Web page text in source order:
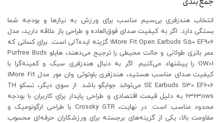
انتخاب هندزفری بی‌سیم مناسب برای ورزش به نیازها و بودجه شما
بستگی دارد. اگر به کیفیت صدای فوق‌العاده و طراحی باز علاقه دارید، مدل
1More Fit Open Earbuds S50 EF906 گزینه ایده‌آلی است. برای کسانی که
عمر باتری طولانی و حالت محیطی را ترجیح می‌دهند، هایلو Purfree Buds
OW01 را پیشنهاد می‌کنیم. اگر به دنبال هندزفری سبک و کمینه‌گرا با
کیفیت صدای مناسب هستید، هندزفری بلوتوثی وان مور مدل 1More Fit
SE Earbuds S30 EF606 می‌تواند جوابگو باشد. از سوی دیگر، تسکو TH
6363ows به دلیل قیمت اقتصادی و طراحی پایدار برای کاربران با بودجه
محدود مناسب است. در نهایت، Crossky GTR با طراحی ارگونومیک و
مقاومت بالا، یکی از گزینه‌های برجسته برای ورزشکاران حرفه‌ای محسوب